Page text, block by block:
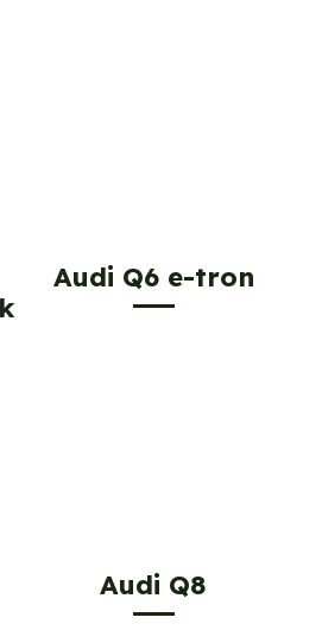
Audi Q6 e-tron
Audi Q8